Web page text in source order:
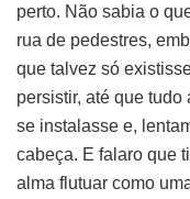
perto. Não sabia o
rua de pedestres,
que talvez só
persistir, até que
se instalasse e,
cabeça. E falaro que
alma flutuar como